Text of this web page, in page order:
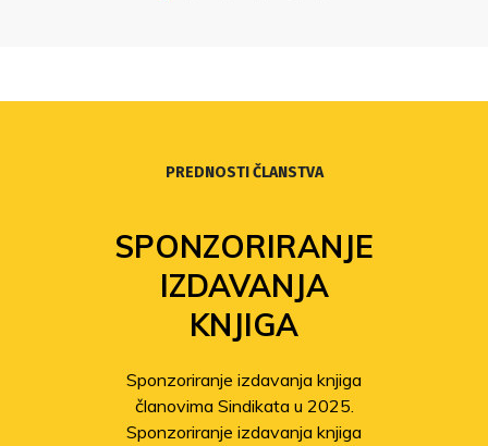
PREDNOSTI ČLANSTVA
SPONZORIRANJE
IZDAVANJA
KNJIGA
Sponzoriranje izdavanja knjiga
članovima Sindikata u 2025.
Sponzoriranje izdavanja knjiga